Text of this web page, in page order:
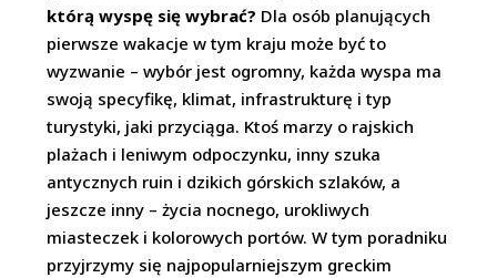
którą wyspę się wybrać? Dla osób planujących
pierwsze wakacje w tym kraju może być to
wyzwanie – wybór jest ogromny, każda wyspa ma
swoją specyfikę, klimat, infrastrukturę i typ
turystyki, jaki przyciąga. Ktoś marzy o rajskich
plażach i leniwym odpoczynku, inny szuka
antycznych ruin i dzikich górskich szlaków, a
jeszcze inny – życia nocnego, urokliwych
miasteczek i kolorowych portów. W tym poradniku
przyjrzymy się najpopularniejszym greckim